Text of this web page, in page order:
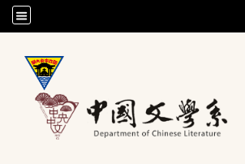
/accesskey"" title="Toolbar">:::